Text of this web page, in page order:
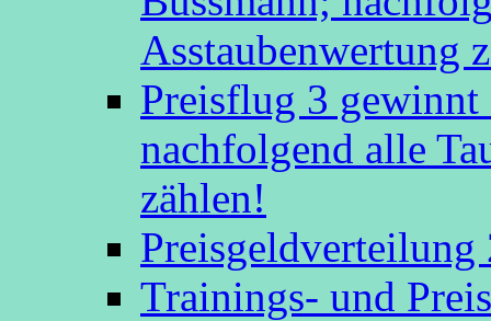
Asstaubenwertung
Preisflug 3
nachfolgend alle
zählen!
Preisgeldverteilung
Trainings- und